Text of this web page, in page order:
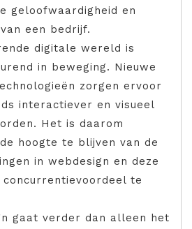
geloofwaardigheid en
een bedrijf.
digitale wereld is
in beweging. Nieuwe
zorgen ervoor
interactiever en visueel
Het is daarom
hoogte te blijven van de
in webdesign en deze
te
gaat verder dan alleen het